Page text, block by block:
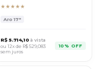
★★★★★
Aro17"
R$ 5.714,10 à vista
ou 12x de R$529,083
sem juros
10% OFF